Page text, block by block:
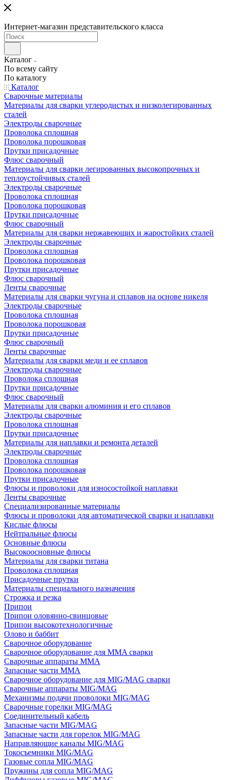
Интернет-магазин представительского класса
Каталог
По всему сайту
По каталогу
Каталог
Сварочные материалы
Материалы для сварки углеродистых и низколегированных
сталей
Электроды сварочные
Проволока сплошная
Проволока порошковая
Прутки присадочные
Флюс сварочный
Материалы для сварки легированных высокопрочных и
теплоустойчивых сталей
Электроды сварочные
Проволока сплошная
Проволока порошковая
Прутки присадочные
Флюс сварочный
Материалы для сварки нержавеющих и жаростойких сталей
Электроды сварочные
Проволока сплошная
Проволока порошковая
Прутки присадочные
Флюс сварочный
Ленты сварочные
Материалы для сварки чугуна и сплавов на основе никеля
Электроды сварочные
Проволока сплошная
Проволока порошковая
Прутки присадочные
Флюс сварочный
Ленты сварочные
Материалы для сварки меди и ее сплавов
Электроды сварочные
Проволока сплошная
Прутки присадочные
Флюс сварочный
Материалы для сварки алюминия и его сплавов
Электроды сварочные
Проволока сплошная
Прутки присадочные
Материалы для наплавки и ремонта деталей
Электроды сварочные
Проволока сплошная
Проволока порошковая
Прутки присадочные
Флюсы и проволоки для износостойкой наплавки
Ленты сварочные
Специализированные материалы
Флюсы и проволоки для автоматической сварки и наплавки
Кислые флюсы
Нейтральные флюсы
Основные флюсы
Высокоосновные флюсы
Материалы для сварки титана
Проволока сплошная
Присадочные прутки
Материалы специального назначения
Строжка и резка
Припои
Припои оловянно-свинцовые
Припои высокотехнологичные
Олово и баббит
Сварочное оборудование
Сварочное оборудование для MMA сварки
Сварочные аппараты MMA
Запасные части MMA
Сварочное оборудование для MIG/MAG сварки
Сварочные аппараты MIG/MAG
Механизмы подачи проволоки MIG/MAG
Сварочные горелки MIG/MAG
Соединительный кабель
Запасные части MIG/MAG
Запасные части для горелок MIG/MAG
Направляющие каналы MIG/MAG
Токосъемники MIG/MAG
Газовые сопла MIG/MAG
Пружины для сопла MIG/MAG